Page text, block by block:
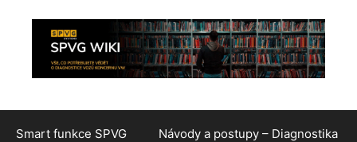
Smart funkce SPVG Návody a postupy – Diagnostika